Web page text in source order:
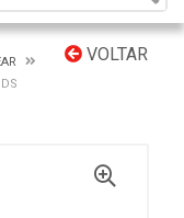
VOLTAR